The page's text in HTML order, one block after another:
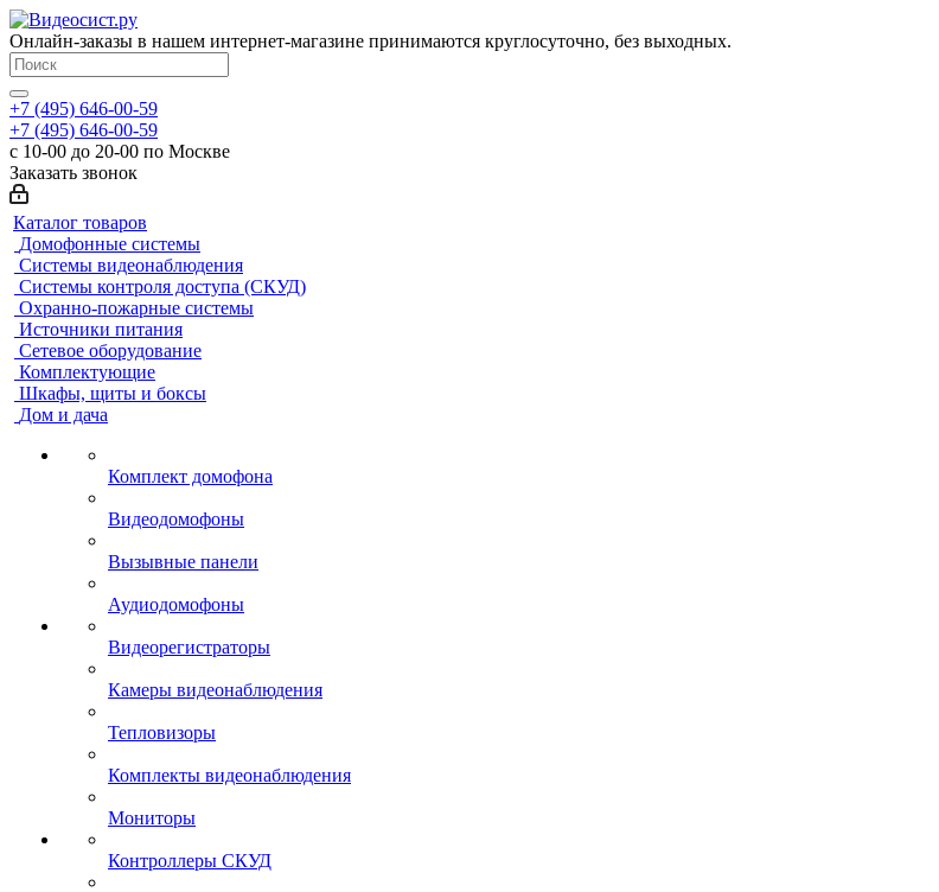
Онлайн-заказы в нашем интернет-магазине принимаются круглосуточно, без выходных.
+7 (495) 646-00-59
+7 (495) 646-00-59
с 10-00 до 20-00 по Москве
Заказать звонок
Каталог товаров
Домофонные системы
Системы видеонаблюдения
Системы контроля доступа (СКУД)
Охранно-пожарные системы
Источники питания
Сетевое оборудование
Комплектующие
Шкафы, щиты и боксы
Дом и дача
Комплект домофона
Видеодомофоны
Вызывные панели
Аудиодомофоны
Видеорегистраторы
Камеры видеонаблюдения
Тепловизоры
Комплекты видеонаблюдения
Мониторы
Контроллеры СКУД